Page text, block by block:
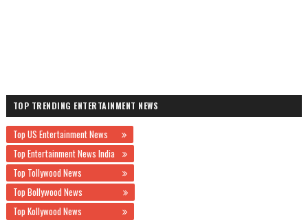
TOP TRENDING ENTERTAINMENT NEWS
Top US Entertainment News
Top Entertainment News India
Top Tollywood News
Top Bollywood News
Top Kollywood News